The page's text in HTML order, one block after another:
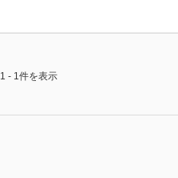
- 1件を表示